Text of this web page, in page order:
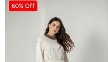
60% Off